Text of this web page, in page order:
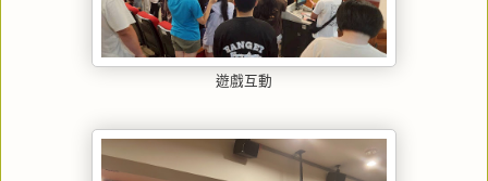
遊戲互動